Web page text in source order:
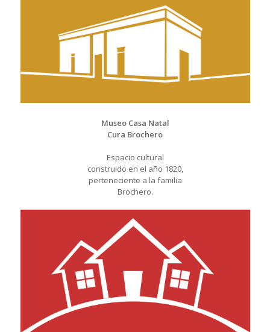
Museo Casa Natal
Cura Brochero
Espacio cultural
construido en el año 1820,
perteneciente a la familia
Brochero.